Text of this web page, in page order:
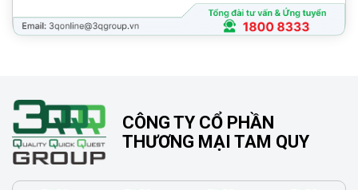
CÔNG TY CỔ PHẦN
THƯƠNG MẠI TAM QUY